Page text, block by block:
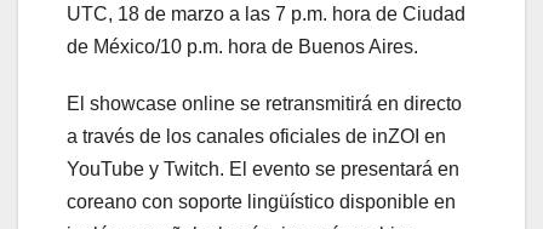
UTC, 18 de marzo a las 7 p.m. hora de Ciudad
de México/10 p.m. hora de Buenos Aires.
El showcase online se retransmitirá en directo
a través de los canales oficiales de inZOI en
YouTube y Twitch. El evento se presentará en
coreano con soporte lingüístico disponible en